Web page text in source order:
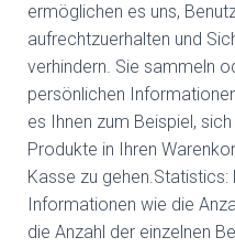
ermöglichen es uns,
aufrechtzuerhalten und
verhindern. Sie sammeln
persönlichen
es Ihnen zum Beispiel,
Produkte in Ihren
Kasse zu
Informationen wie die
die Anzahl der einzelnen